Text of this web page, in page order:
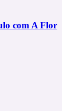
com A Flor